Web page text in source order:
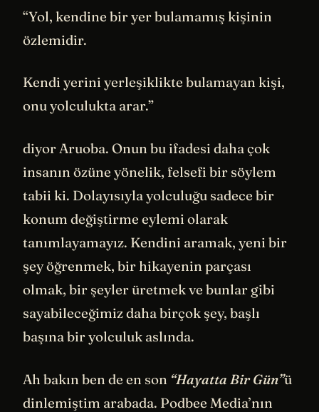
“Yol, kendine bir yer bulamamış kişinin
özlemidir.
Kendi yerini yerleşiklikte bulamayan kişi,
onu yolculukta arar.”
diyor Aruoba. Onun bu ifadesi daha çok
insanın özüne yönelik, felsefi bir söylem
tabii ki. Dolayısıyla yolculuğu sadece bir
konum değiştirme eylemi olarak
tanımlayamayız. Kendini aramak, yeni bir
şey öğrenmek, bir hikayenin parçası
olmak, bir şeyler üretmek ve bunlar gibi
sayabileceğimiz daha birçok şey, başlı
başına bir yolculuk aslında.
Ah bakın ben de en son “Hayatta Bir Gün”ü
dinlemiştim arabada. Podbee Media’nın